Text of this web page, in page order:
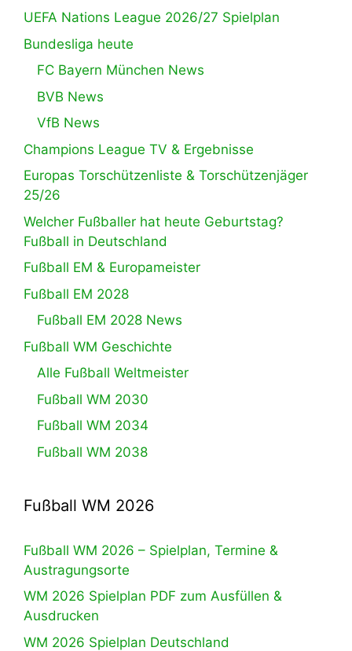
UEFA Nations League 2026/27 Spielplan
Bundesliga heute
FC Bayern München News
BVB News
VfB News
Champions League TV & Ergebnisse
Europas Torschützenliste & Torschützenjäger
25/26
Welcher Fußballer hat heute Geburtstag?
Fußball in Deutschland
Fußball EM & Europameister
Fußball EM 2028
Fußball EM 2028 News
Fußball WM Geschichte
Alle Fußball Weltmeister
Fußball WM 2030
Fußball WM 2034
Fußball WM 2038
Fußball WM 2026
Fußball WM 2026 – Spielplan, Termine &
Austragungsorte
WM 2026 Spielplan PDF zum Ausfüllen &
Ausdrucken
WM 2026 Spielplan Deutschland